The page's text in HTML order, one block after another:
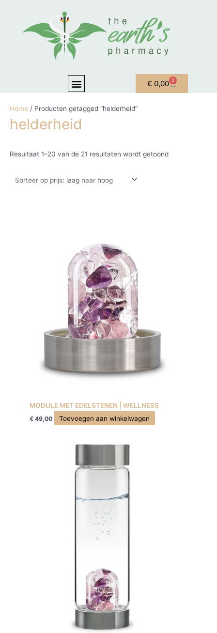
Menu € 0,00 0
Winkelwagen
Home / Producten getagged “helderheid”
helderheid
Resultaat 1–20 van de 21 resultaten wordt getoond
MODULE MET EDELSTENEN | WELLNESS
€ 49,00 Toevoegen aan winkelwagen